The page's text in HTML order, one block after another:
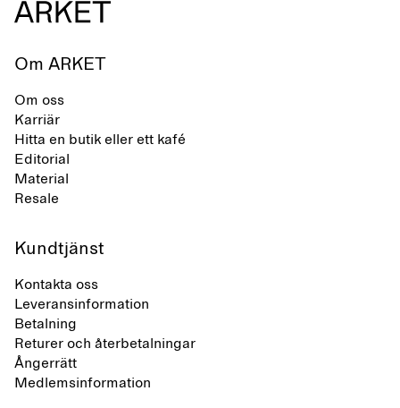
Om ARKET
Om oss
Karriär
Hitta en butik eller ett kafé
Editorial
Material
Resale
Kundtjänst
Kontakta oss
Leveransinformation
Betalning
Returer och återbetalningar
Ångerrätt
Medlemsinformation